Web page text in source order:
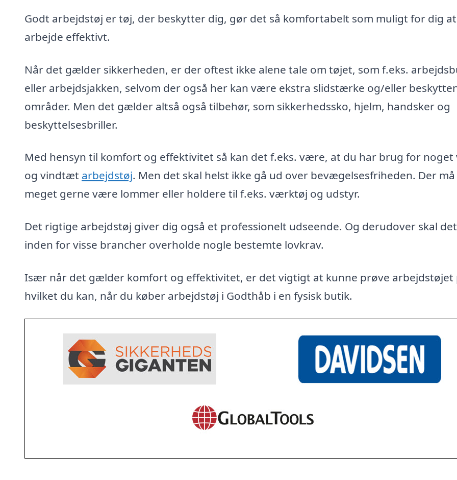
Godt arbejdstøj er tøj, der beskytter dig, gør det så komfortabelt som muligt for dig at
arbejde effektivt.
Når det gælder sikkerheden, er der oftest ikke alene tale om tøjet, som f.eks.
eller arbejdsjakken, selvom der også her kan være ekstra slidstærke og/eller
områder. Men det gælder altså også tilbehør, som sikkerhedssko, hjelm, handsker og
beskyttelsesbriller.
Med hensyn til komfort og effektivitet så kan det f.eks. være, at du har brug for noget
og vindtæt arbejdstøj. Men det skal helst ikke gå ud over bevægelsesfriheden. Der
meget gerne være lommer eller holdere til f.eks. værktøj og udstyr.
Det rigtige arbejdstøj giver dig også et professionelt udseende. Og derudover skal det
inden for visse brancher overholde nogle bestemte lovkrav.
Især når det gælder komfort og effektivitet, er det vigtigt at kunne prøve arbejdstøjet
hvilket du kan, når du køber arbejdstøj i Godthåb i en fysisk butik.